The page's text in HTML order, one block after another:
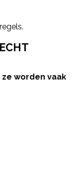
worden vaak